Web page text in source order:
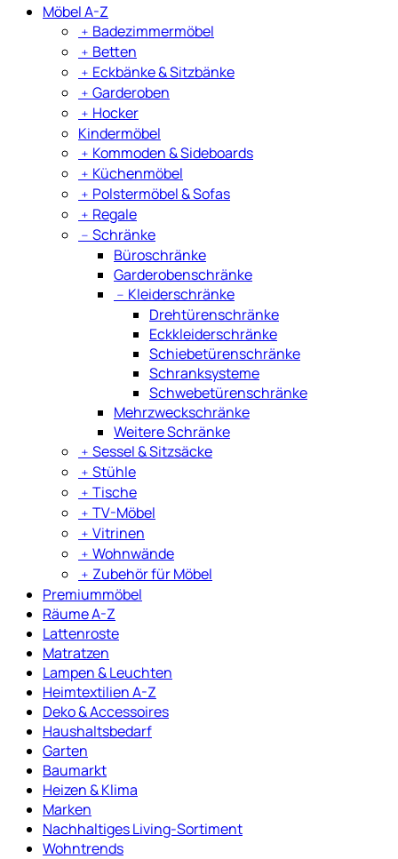
Möbel A-Z
﹢ Badezimmermöbel
﹢ Betten
﹢ Eckbänke & Sitzbänke
﹢ Garderoben
﹢ Hocker
Kindermöbel
﹢ Kommoden & Sideboards
﹢ Küchenmöbel
﹢ Polstermöbel & Sofas
﹢ Regale
﹣ Schränke
Büroschränke
Garderobenschränke
﹣ Kleiderschränke
Drehtürenschränke
Eckkleiderschränke
Schiebetürenschränke
Schranksysteme
Schwebetürenschränke
Mehrzweckschränke
Weitere Schränke
﹢ Sessel & Sitzsäcke
﹢ Stühle
﹢ Tische
﹢ TV-Möbel
﹢ Vitrinen
﹢ Wohnwände
﹢ Zubehör für Möbel
Premiummöbel
Räume A-Z
Lattenroste
Matratzen
Lampen & Leuchten
Heimtextilien A-Z
Deko & Accessoires
Haushaltsbedarf
Garten
Baumarkt
Heizen & Klima
Marken
Nachhaltiges Living-Sortiment
Wohntrends